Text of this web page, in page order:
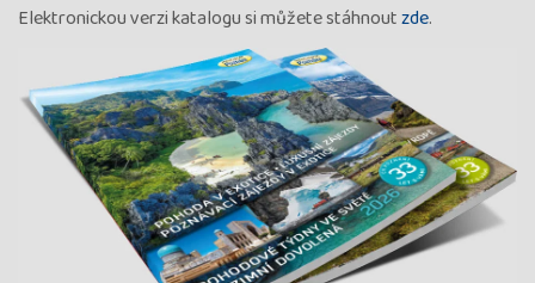
Elektronickou verzi katalogu si můžete stáhnoutzde.